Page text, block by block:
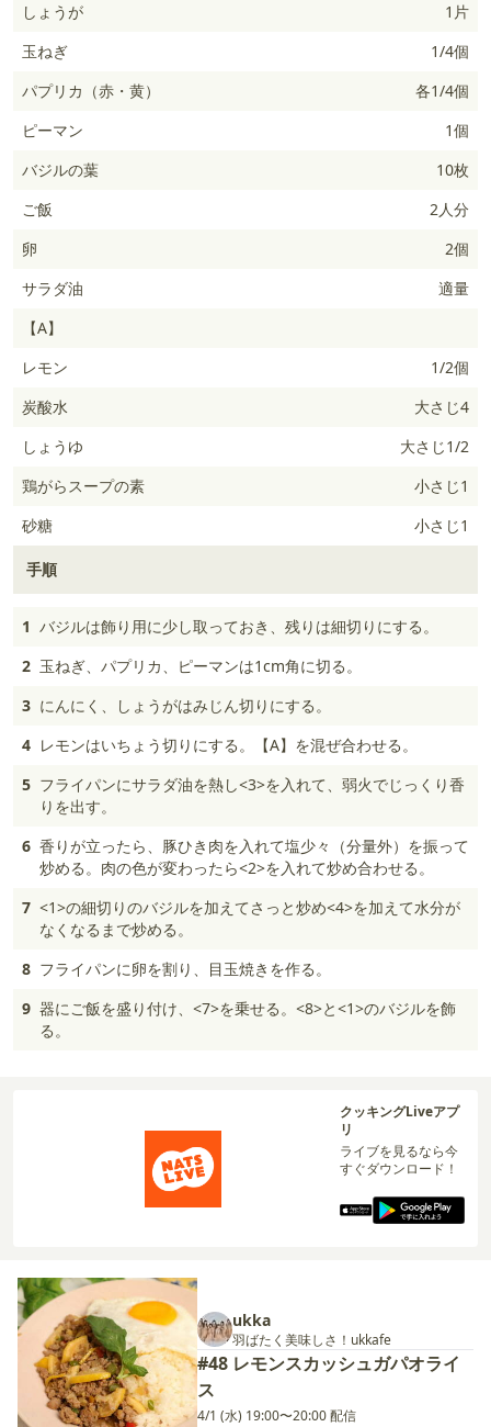
しょうが
1片
玉ねぎ
1/4個
パプリカ（赤・黄）
各1/4個
ピーマン
1個
バジルの葉
10枚
ご飯
2人分
卵
2個
サラダ油
適量
【A】
レモン
1/2個
炭酸水
大さじ4
しょうゆ
大さじ1/2
鶏がらスープの素
小さじ1
砂糖
小さじ1
手順
1 バジルは飾り用に少し取っておき、残りは細切りにする。
2 玉ねぎ、パプリカ、ピーマンは1cm角に切る。
3 にんにく、しょうがはみじん切りにする。
4 レモンはいちょう切りにする。【A】を混ぜ合わせる。
5 フライパンにサラダ油を熱し<3>を入れて、弱火でじっくり香
りを出す。
6 香りが立ったら、豚ひき肉を入れて塩少々（分量外）を振って
炒める。肉の色が変わったら<2>を入れて炒め合わせる。
7 <1>の細切りのバジルを加えてさっと炒め<4>を加えて水分が
なくなるまで炒める。
8 フライパンに卵を割り、目玉焼きを作る。
9 器にご飯を盛り付け、<7>を乗せる。<8>と<1>のバジルを飾
る。
クッキングLiveアプ
リ
ライブを見るなら今
すぐダウンロード！
ukka
羽ばたく美味しさ！ukkafe
#48 レモンスカッシュガパオライ
ス
4/1 (水) 19:00〜20:00 配信